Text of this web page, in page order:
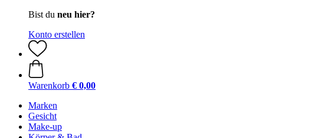
Bist du neu hier?
Konto erstellen
Warenkorb € 0,00
Marken
Gesicht
Make-up